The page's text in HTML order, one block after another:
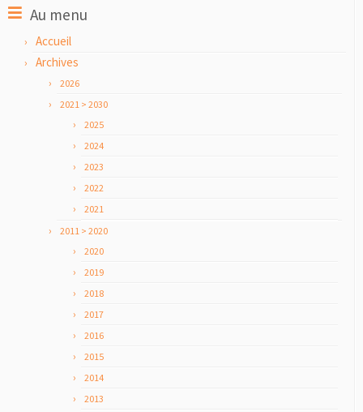
Au menu
Accueil
Archives
2026
2021 > 2030
2025
2024
2023
2022
2021
2011 > 2020
2020
2019
2018
2017
2016
2015
2014
2013